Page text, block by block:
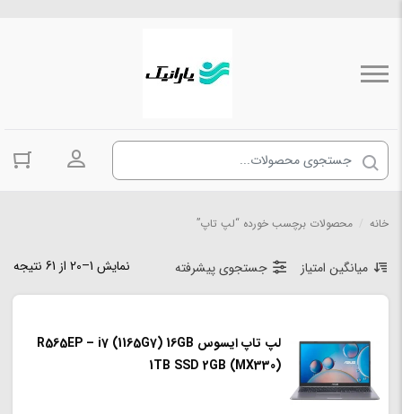
ورود به
خانه محصولات برچسب خورده “لپ تاپ”
نمایش 1–20 از 61 نتیجه میانگین امتیاز جستجوی پیشرفته
لپ تاپ ایسوس R565EP – i7 (1165G7) 16GB
1TB SSD 2GB (MX330)